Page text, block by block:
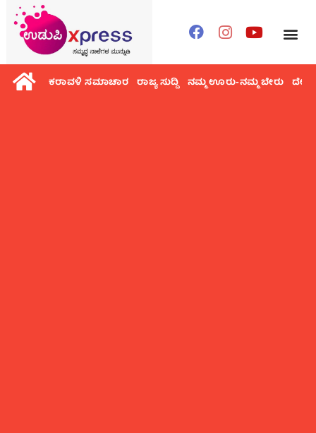
ಕರಾವಳಿ ಸಮಾಚಾರ ರಾಜ್ಯ ಸುದ್ದಿ ನಮ್ಮ ಊರು-ನಮ್ಮ ಬೇರು ದೇಶ